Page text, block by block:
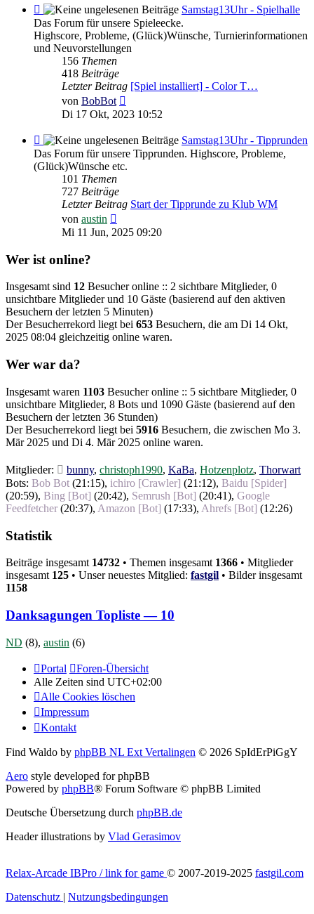
Feed
-
Samstag13Uhr
-
Spielhalle
Samstag13Uhr - Spielhalle
Das Forum für unsere Spieleecke.
Highscore, Probleme, (Glück)Wünsche, Turnierinformationen
und Neuvorstellungen
156 Themen
418 Beiträge
Letzter Beitrag [Spiel installiert] - Color T…
von BobBot
Beitrag
Di 17 Okt, 2023 10:52
Feed
-
Samstag13Uhr
Tipprunden
Samstag13Uhr - Tipprunden
Das Forum für unsere Tipprunden. Highscore, Probleme,
(Glück)Wünsche etc.
101 Themen
727 Beiträge
Letzter Beitrag Start der Tipprunde zu Klub WM
von austin
Beitrag
Mi 11 Jun, 2025 09:20
Wer ist online?
Insgesamt sind 12 Besucher online :: 2 sichtbare Mitglieder, 0
unsichtbare Mitglieder und 10 Gäste (basierend auf den aktiven
Besuchern der letzten 5 Minuten)
Der Besucherrekord liegt bei 653 Besuchern, die am Di 14 Okt,
2025 08:04 gleichzeitig online waren.
Wer war da?
Insgesamt waren 1103 Besucher online :: 5 sichtbare Mitglieder, 0
unsichtbare Mitglieder, 8 Bots und 1090 Gäste (basierend auf den
Besuchern der letzten 36 Stunden)
Der Besucherrekord liegt bei 5916 Besuchern, die zwischen Mo 3.
Mär 2025 und Di 4. Mär 2025 online waren.
Mitglieder: bunny, christoph1990, KaBa, Hotzenplotz, Thorwart
Bots: Bob Bot (21:15), ichiro [Crawler] (21:12), Baidu [Spider]
(20:59), Bing [Bot] (20:42), Semrush [Bot] (20:41), Google
Feedfetcher (20:37), Amazon [Bot] (17:33), Ahrefs [Bot] (12:26)
Statistik
Beiträge insgesamt 14732 • Themen insgesamt 1366 • Mitglieder
insgesamt 125 • Unser neuestes Mitglied: fastgil • Bilder insgesamt
1158
Danksagungen Topliste — 10
ND (8), austin (6)
Portal
Foren-Übersicht
Alle Zeiten sind UTC+02:00
Alle Cookies löschen
Impressum
Kontakt
Find Waldo by phpBB NL Ext Vertalingen © 2026 SpIdErPiGgY
Aero style developed for phpBB
Powered by phpBB® Forum Software © phpBB Limited
Deutsche Übersetzung durch phpBB.de
Header illustrations by Vlad Gerasimov
Relax-Arcade IBPro / link for game © 2007-2019-2025 fastgil.com
Datenschutz | Nutzungsbedingungen